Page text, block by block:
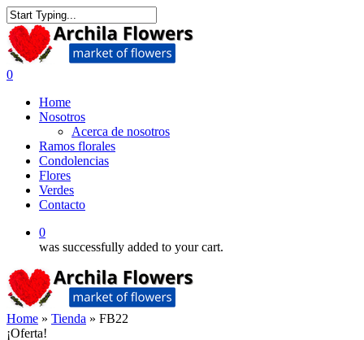
Skip
to
main
content
Close
Search
0
Home
Nosotros
Acerca de nosotros
Ramos florales
Condolencias
Flores
Verdes
Contacto
0
was successfully added to your cart.
Home » Tienda » FB22
¡Oferta!